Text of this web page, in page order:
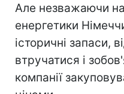
Але незважаючи
енергетики
історичні запаси,
втручатися і
компанії